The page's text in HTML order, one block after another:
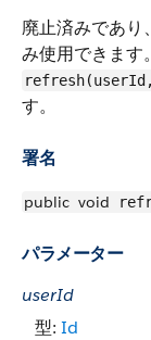
廃止済みであ
み使用できます
す。
署名
public void
パラメーター
userId
型: Id